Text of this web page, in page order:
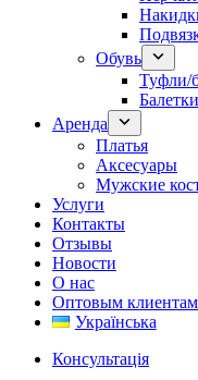
Обувь
Туфли/
Балетки
Аренда
Платья
Аксесуары
Мужские
Услуги
Контакты
Отзывы
Новости
О нас
Оптовым клиентам
Українська
Консультація